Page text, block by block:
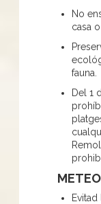
No
casa
fauna.
Del 1
METEO